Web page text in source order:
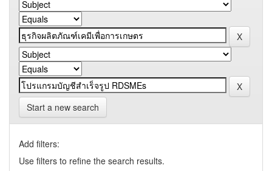
Start a new search
Add filters:
Use filters to refine the search results.